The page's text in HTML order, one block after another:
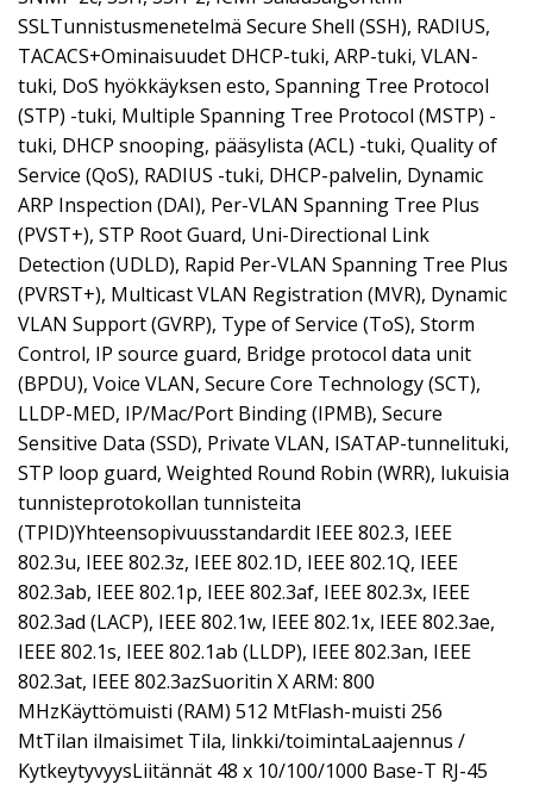
SSLTunnistusmenetelmä Secure Shell (SSH), RADIUS,
TACACS+Ominaisuudet DHCP-tuki, ARP-tuki, VLAN-
tuki, DoS hyökkäyksen esto, Spanning Tree Protocol
(STP) -tuki, Multiple Spanning Tree Protocol (MSTP) -
tuki, DHCP snooping, pääsylista (ACL) -tuki, Quality of
Service (QoS), RADIUS -tuki, DHCP-palvelin, Dynamic
ARP Inspection (DAI), Per-VLAN Spanning Tree Plus
(PVST+), STP Root Guard, Uni-Directional Link
Detection (UDLD), Rapid Per-VLAN Spanning Tree Plus
(PVRST+), Multicast VLAN Registration (MVR), Dynamic
VLAN Support (GVRP), Type of Service (ToS), Storm
Control, IP source guard, Bridge protocol data unit
(BPDU), Voice VLAN, Secure Core Technology (SCT),
LLDP-MED, IP/Mac/Port Binding (IPMB), Secure
Sensitive Data (SSD), Private VLAN, ISATAP-tunnelituki,
STP loop guard, Weighted Round Robin (WRR), lukuisia
tunnisteprotokollan tunnisteita
(TPID)Yhteensopivuusstandardit IEEE 802.3, IEEE
802.3u, IEEE 802.3z, IEEE 802.1D, IEEE 802.1Q, IEEE
802.3ab, IEEE 802.1p, IEEE 802.3af, IEEE 802.3x, IEEE
802.3ad (LACP), IEEE 802.1w, IEEE 802.1x, IEEE 802.3ae,
IEEE 802.1s, IEEE 802.1ab (LLDP), IEEE 802.3an, IEEE
802.3at, IEEE 802.3azSuoritin X ARM: 800
MHzKäyttömuisti (RAM) 512 MtFlash-muisti 256
MtTilan ilmaisimet Tila, linkki/toimintaLaajennus /
KytkeytyvyysLiitännät 48 x 10/100/1000 Base-T RJ-45